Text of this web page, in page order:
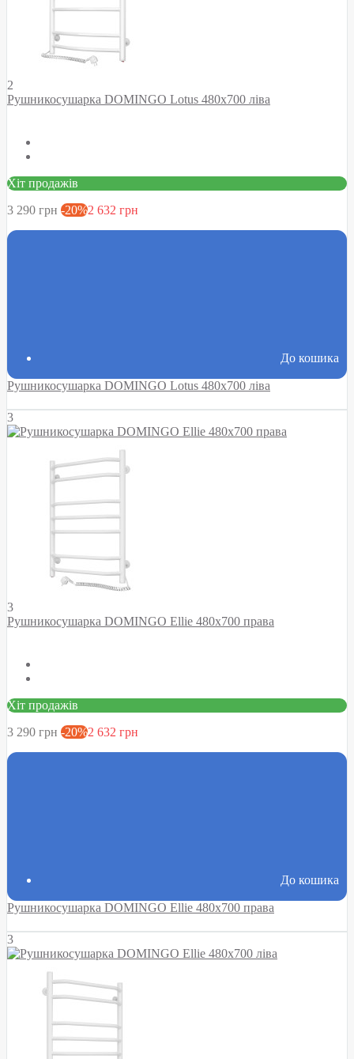
2
Рушникосушарка DOMINGO Lotus 480х700 ліва
Хіт продажів
3 290 грн -20%2 632 грн
До кошика
Рушникосушарка DOMINGO Lotus 480х700 ліва
3
3
Рушникосушарка DOMINGO Ellie 480х700 права
Хіт продажів
3 290 грн -20%2 632 грн
До кошика
Рушникосушарка DOMINGO Ellie 480х700 права
3